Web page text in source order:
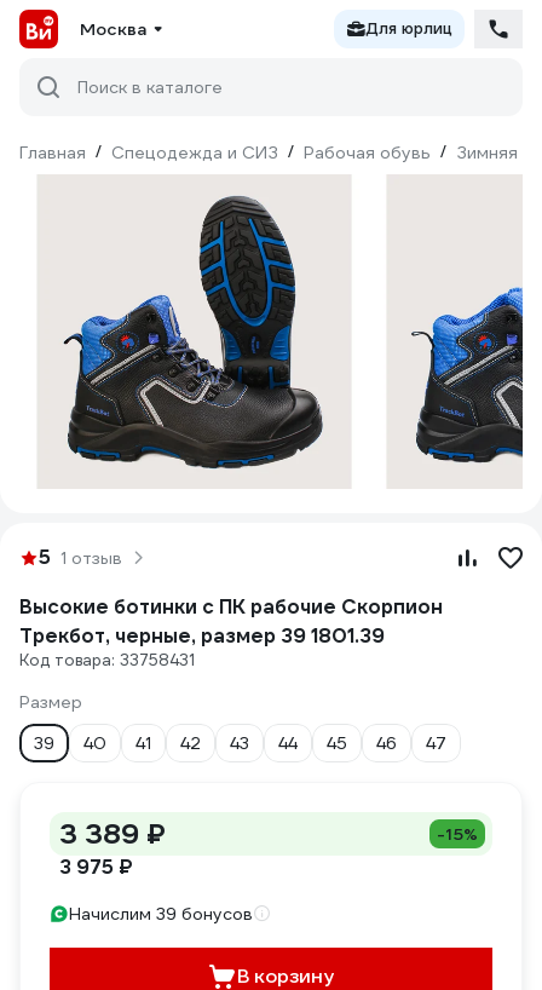
Москва Для юрлиц
Поиск в каталоге
Главная / Спецодежда и СИЗ / Рабочая обувь / Зимняя
5 1 отзыв
Высокие ботинки с ПК рабочие Скорпион
Трекбот, черные, размер 39 1801.39
Код товара: 33758431
Размер
39
40 41 42 43 44 45 46 47
3 389 ₽ -15%
3 975 ₽
Начислим 39 бонусов
В корзину